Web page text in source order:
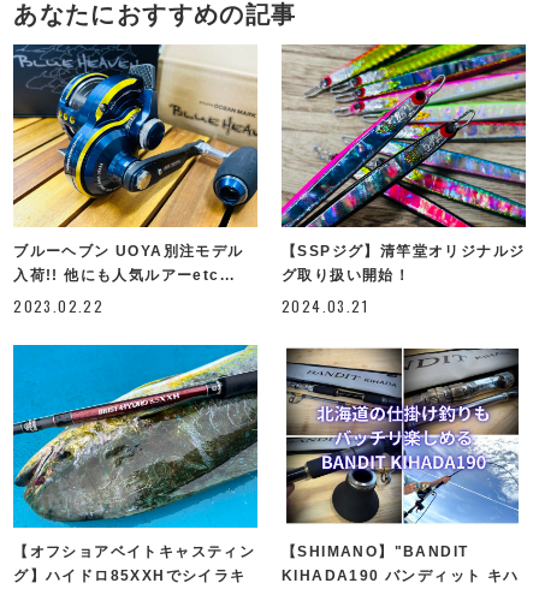
あなたにおすすめの記事
ブルーヘブン UOYA別注モデル
入荷!! 他にも人気ルアーetc...
2023.02.22
【SSPジグ】清竿堂オリジナルジ
グ取り扱い開始！
2024.03.21
【オフショアベイトキャスティン
グ】ハイドロ85XXHでシイラキ
【SHIMANO】"BANDIT
KIHADA190 バンディット キハ